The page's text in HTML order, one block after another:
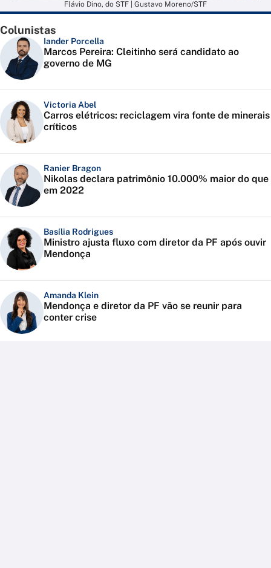
Flávio Dino, do STF | Gustavo Moreno/STF
Colunistas
Iander Porcella
Marcos Pereira: Cleitinho será candidato ao
governo de MG
Victoria Abel
Carros elétricos: reciclagem vira fonte de minerais
críticos
Ranier Bragon
Nikolas declara patrimônio 10.000% maior do que
em 2022
Basília Rodrigues
Ministro ajusta fluxo com diretor da PF após ouvir
Mendonça
Amanda Klein
Mendonça e diretor da PF vão se reunir para
conter crise